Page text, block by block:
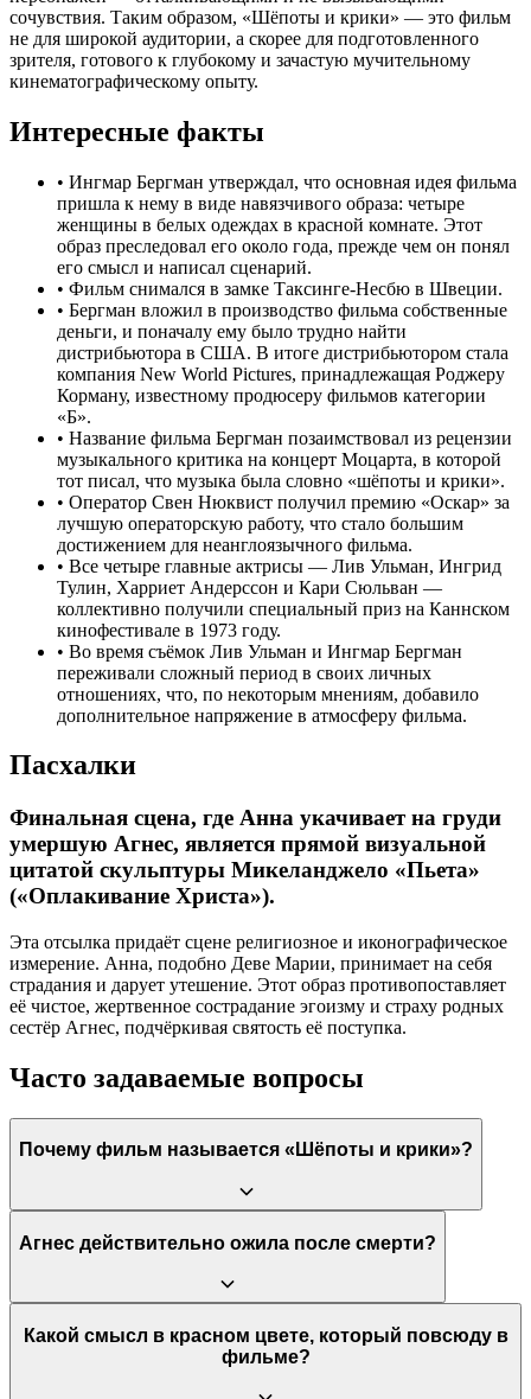
сочувствия. Таким образом, «Шёпоты и крики» — это фильм
не для широкой аудитории, а скорее для подготовленного
зрителя, готового к глубокому и зачастую мучительному
кинематографическому опыту.
Интересные факты
• Ингмар Бергман утверждал, что основная идея фильма
пришла к нему в виде навязчивого образа: четыре
женщины в белых одеждах в красной комнате. Этот
образ преследовал его около года, прежде чем он понял
его смысл и написал сценарий.
• Фильм снимался в замке Таксинге-Несбю в Швеции.
• Бергман вложил в производство фильма собственные
деньги, и поначалу ему было трудно найти
дистрибьютора в США. В итоге дистрибьютором стала
компания New World Pictures, принадлежащая Роджеру
Корману, известному продюсеру фильмов категории
«Б».
• Название фильма Бергман позаимствовал из рецензии
музыкального критика на концерт Моцарта, в которой
тот писал, что музыка была словно «шёпоты и крики».
• Оператор Свен Нюквист получил премию «Оскар» за
лучшую операторскую работу, что стало большим
достижением для неанглоязычного фильма.
• Все четыре главные актрисы — Лив Ульман, Ингрид
Тулин, Харриет Андерссон и Кари Сюльван —
коллективно получили специальный приз на Каннском
кинофестивале в 1973 году.
• Во время съёмок Лив Ульман и Ингмар Бергман
переживали сложный период в своих личных
отношениях, что, по некоторым мнениям, добавило
дополнительное напряжение в атмосферу фильма.
Пасхалки
Финальная сцена, где Анна укачивает на груди
умершую Агнес, является прямой визуальной
цитатой скульптуры Микеланджело «Пьета»
(«Оплакивание Христа»).
Эта отсылка придаёт сцене религиозное и иконографическое
измерение. Анна, подобно Деве Марии, принимает на себя
страдания и дарует утешение. Этот образ противопоставляет
её чистое, жертвенное сострадание эгоизму и страху родных
сестёр Агнес, подчёркивая святость её поступка.
Часто задаваемые вопросы
Почему фильм называется «Шёпоты и крики»?
Ингмар Бергман позаимствовал название из рецензии на
крики». Это название идеально отражает динамику фильма:
большую часть времени героини общаются полунамёками,
подавляют эмоции (шёпоты), но их внутренняя и иногда
внешняя боль прорывается наружу в виде агонии и истерики
Агнес действительно ожила после смерти?
Эта сцена не является буквальным воскрешением.
Большинство критиков и зрителей интерпретируют её как
Какой смысл в красном цвете, который повсюду в
фильме?